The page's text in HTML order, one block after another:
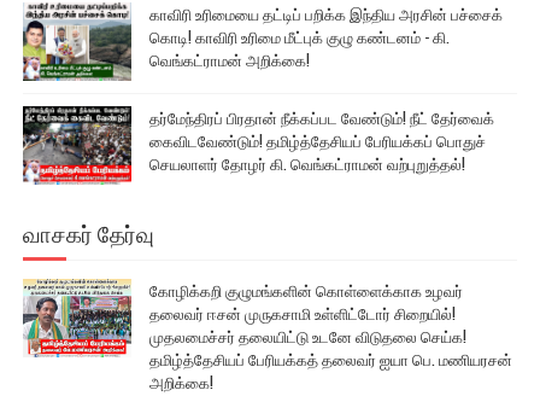
காவிரி உரிமையை தட்டிப் பறிக்க இந்திய அரசின் பச்சைக்
கொடி! காவிரி உரிமை மீட்புக் குழு கண்டனம் - கி.
வெங்கட்ராமன் அறிக்கை!
தர்மேந்திரப் பிரதான் நீக்கப்பட வேண்டும்! நீட் தேர்வைக்
கைவிடவேண்டும்! தமிழ்த்தேசியப் பேரியக்கப் பொதுச்
செயலாளர் தோழர் கி. வெங்கட்ராமன் வற்புறுத்தல்!
வாசகர் தேர்வு
கோழிக்கறி குழுமங்களின் கொள்ளைக்காக உழவர்
தலைவர் ஈசன் முருகசாமி உள்ளிட்டோர் சிறையில்!
முதலமைச்சர் தலையிட்டு உடனே விடுதலை செய்க!
தமிழ்த்தேசியப் பேரியக்கத் தலைவர் ஐயா பெ. மணியரசன்
அறிக்கை!